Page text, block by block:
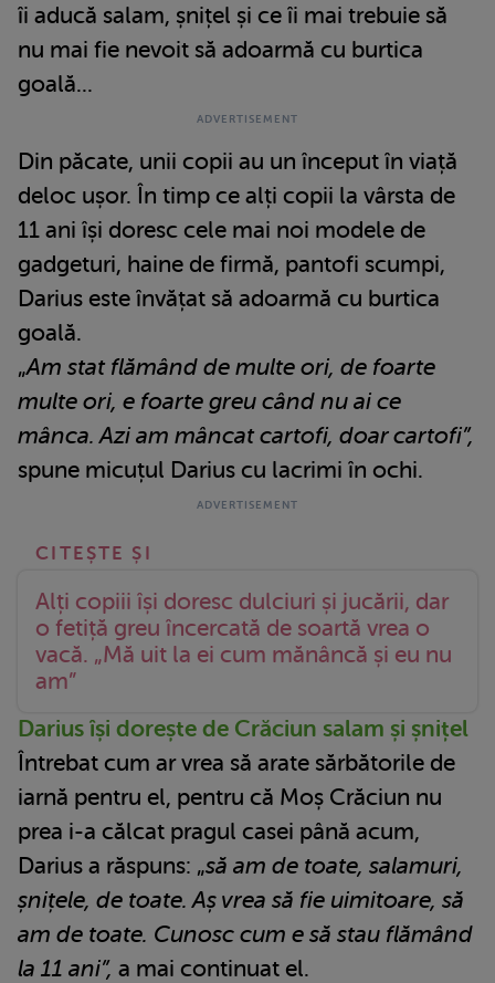
îi aducă salam, șnițel și ce îi mai trebuie să
nu mai fie nevoit să adoarmă cu burtica
goală...
Din păcate, unii copii au un început în viață
deloc ușor. În timp ce alți copii la vârsta de
11 ani își doresc cele mai noi modele de
gadgeturi, haine de firmă, pantofi scumpi,
Darius este învățat să adoarmă cu burtica
goală.
„Am stat flămând de multe ori, de foarte
multe ori, e foarte greu când nu ai ce
mânca. Azi am mâncat cartofi, doar cartofi”,
spune micuțul Darius cu lacrimi în ochi.
Alți copiii își doresc dulciuri și jucării, dar
o fetiță greu încercată de soartă vrea o
vacă. „Mă uit la ei cum mănâncă și eu nu
am”
Darius își dorește de Crăciun salam și șnițel
Întrebat cum ar vrea să arate sărbătorile de
iarnă pentru el, pentru că Moș Crăciun nu
prea i-a călcat pragul casei până acum,
Darius a răspuns: „să am de toate, salamuri,
șnițele, de toate. Aș vrea să fie uimitoare, să
am de toate. Cunosc cum e să stau flămând
la 11 ani”, a mai continuat el.